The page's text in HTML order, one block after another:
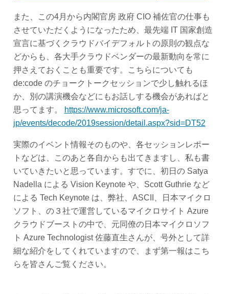
また、この4月から内閣官房 政府 CIO 補佐官の仕事も
させていただくようになったため、最先端 IT 国家創造
宣言に基づくクラウドバイデフォルトの原則の観点な
どからも、各大手クラウドベンダーの最新動向を常に
押さえておくことも重要です。こちらについても
de:code のチョークトークセッションで少し触れるほ
か、別の講演機会などにもお話しする機会があればと
思ってます。
https://www.microsoft.com/ja-
jp/events/decode/2019session/detail.aspx?sid=DT52
実際のイベント情報そのものや、各セッションレポー
トなどは、このあと各自からも出てきますし、私も書
いていきたいと思っています。すでに、初日の Satya
Nadella による Vision Keynote や、Scott Guthrie など
による Tech Keynote は、弊社、ASCII、日本マイクロ
ソフト、の３社で運営しているマイクロサイト Azure
クラウドブーストの中で、元同僚の日本マイクロソフ
ト Azure Technologist 佐藤直生さんが、号外として詳
細な紹介をしてくれていますので、まず第一報はこち
らを皆さんご覧ください。